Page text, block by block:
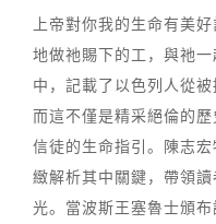
上帝對你我的生命有美
地做祂賜下的工，與祂
中，記載了以色列人從
而這不僅是精采絕倫的
信徒的生命指引。陳志
緻解析其中關鍵，帶領
光。當波斯王塞魯士頒